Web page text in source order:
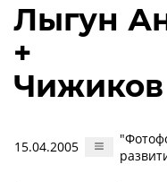
Лыгун
+
Чижиков
15.04.2005